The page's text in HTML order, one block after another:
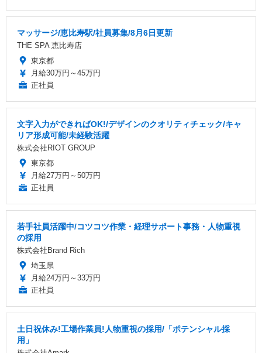
マッサージ/恵比寿駅/社員募集/8月6日更新
THE SPA 恵比寿店
東京都
月給30万円～45万円
正社員
文字入力ができればOK!/デザインのクオリティチェック/キャ
リア形成可能/未経験活躍
株式会社RIOT GROUP
東京都
月給27万円～50万円
正社員
若手社員活躍中/コツコツ作業・経理サポート事務・人物重視
の採用
株式会社Brand Rich
埼玉県
月給24万円～33万円
正社員
土日祝休み!工場作業員!人物重視の採用/「ポテンシャル採
用」